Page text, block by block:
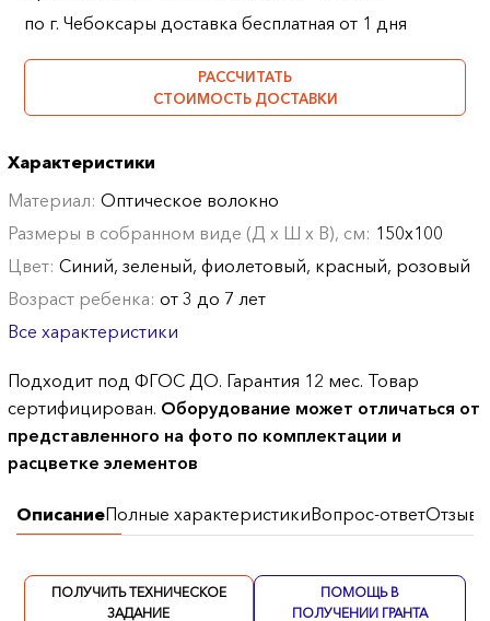
по г. Чебоксары доставка бесплатная от 1 дня
РАССЧИТАТЬ
СТОИМОСТЬ ДОСТАВКИ
Характеристики
Материал:Оптическое волокно
Размеры в собранном виде (Д х Ш х В), см: 150х100
Цвет:Синий, зеленый, фиолетовый, красный, розовый
Возраст ребенка:от 3 до 7 лет
Все характеристики
Подходит под ФГОС ДО. Гарантия 12 мес. Товар
сертифицирован. Оборудование может отличаться от
представленного на фото по комплектации и
расцветке элементов
ОписаниеПолные характеристикиВопрос-ответОтзывы
ПОЛУЧИТЬ ТЕХНИЧЕСКОЕ
ЗАДАНИЕ
ПОМОЩЬ В
ПОЛУЧЕНИИ ГРАНТА